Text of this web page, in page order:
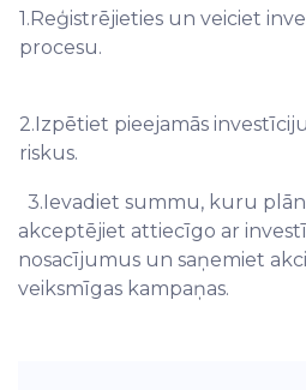
1.Reģistrējieties un veiciet
procesu.
2.Izpētiet pieejamās
riskus.
3.Ievadiet summu, kuru
akceptējiet attiecīgo ar
nosacījumus un saņemiet
veiksmīgas kampaņas.